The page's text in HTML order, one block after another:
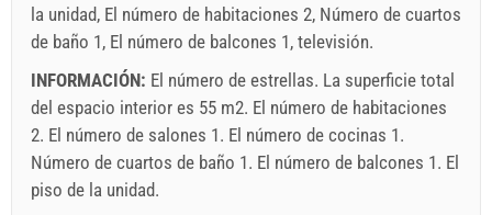
la unidad, El número de habitaciones 2, Número de cuartos
de baño 1, El número de balcones 1, televisión.
INFORMACIÓN: El número de estrellas. La superficie total
del espacio interior es 55 m2. El número de habitaciones
2. El número de salones 1. El número de cocinas 1.
Número de cuartos de baño 1. El número de balcones 1. El
piso de la unidad.